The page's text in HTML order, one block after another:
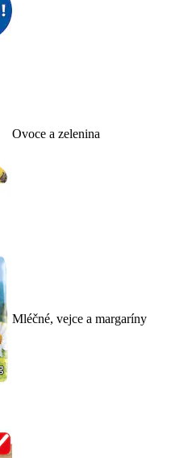
Ovoce a zelenina
Mléčné, vejce a margaríny